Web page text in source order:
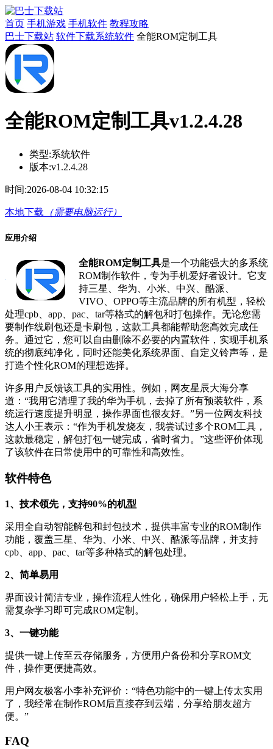
首页 手机游戏 手机软件 教程攻略
巴士下载站 软件下载系统软件 全能ROM定制工具
全能ROM定制工具v1.2.4.28
类型:系统软件
版本:v1.2.4.28
时间:2026-08-04 10:32:15
本地下载 （需要电脑运行）
应用介绍
全能ROM定制工具是一个功能强大的多系统
ROM制作软件，专为手机爱好者设计。它支
持三星、华为、小米、中兴、酷派、
VIVO、OPPO等主流品牌的所有机型，轻松
处理cpb、app、pac、tar等格式的解包和打包操作。无论您需
要制作线刷包还是卡刷包，这款工具都能帮助您高效完成任
务。通过它，您可以自由删除不必要的内置软件，实现手机系
统的彻底纯净化，同时还能美化系统界面、自定义铃声等，是
打造个性化ROM的理想选择。
许多用户反馈该工具的实用性。例如，网友星辰大海分享
道：“我用它清理了我的华为手机，去掉了所有预装软件，系
统运行速度提升明显，操作界面也很友好。”另一位网友科技
达人小王表示：“作为手机发烧友，我尝试过多个ROM工具，
这款最稳定，解包打包一键完成，省时省力。”这些评价体现
了该软件在日常使用中的可靠性和高效性。
软件特色
1、技术领先，支持90%的机型
采用全自动智能解包和封包技术，提供丰富专业的ROM制作
功能，覆盖三星、华为、小米、中兴、酷派等品牌，并支持
cpb、app、pac、tar等多种格式的解包处理。
2、简单易用
界面设计简洁专业，操作流程人性化，确保用户轻松上手，无
需复杂学习即可完成ROM定制。
3、一键功能
提供一键上传至云存储服务，方便用户备份和分享ROM文
件，操作更便捷高效。
用户网友极客小李补充评价：“特色功能中的一键上传太实用
了，我经常在制作ROM后直接存到云端，分享给朋友超方
便。”
FAQ